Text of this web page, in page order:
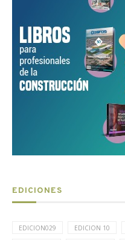
EDICIONES
EDICION029 EDICION 10